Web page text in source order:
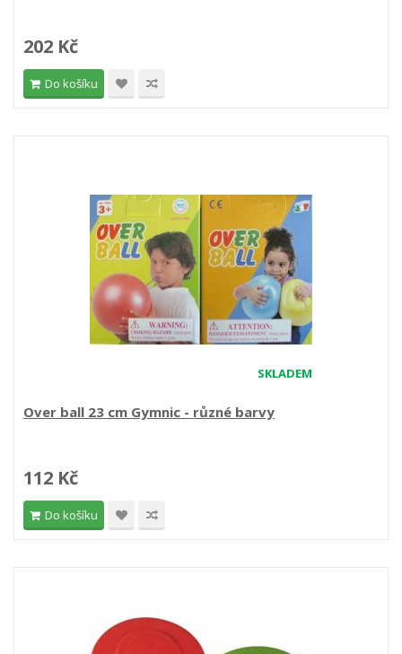
202 Kč
Do košíku
SKLADEM
Over ball 23 cm Gymnic - různé barvy
112 Kč
Do košíku